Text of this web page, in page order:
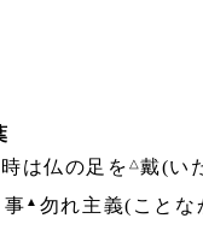
は仏の足を △戴(い
事 ▲ 勿れ主義(ことな